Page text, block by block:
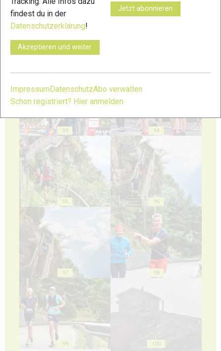
93 94
95 96
97 98
99 100
findest du in der
Datenschutzerklärung!
Akzeptieren und weiter
Jetzt abonnieren
Impressum DatenschutzAbo verwalten
Schon registriert? Hier anmelden